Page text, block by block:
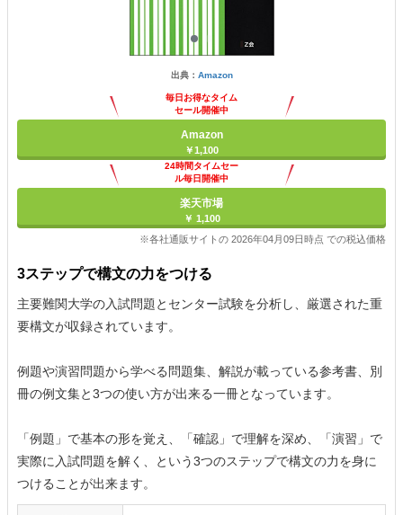
出典： Amazon
毎日お得なタイム
セール開催中
Amazon
￥1,100
24時間タイムセー
ル毎日開催中
楽天市場
￥ 1,100
※各社通販サイトの 2026年04月09日時点 での税込価格
3ステップで構文の力をつける
主要難関大学の入試問題とセンター試験を分析し、厳選された重
要構文が収録されています。
例題や演習問題から学べる問題集、解説が載っている参考書、別
冊の例文集と3つの使い方が出来る一冊となっています。
「例題」で基本の形を覚え、「確認」で理解を深め、「演習」で
実際に入試問題を解く、という3つのステップで構文の力を身に
つけることが出来ます。